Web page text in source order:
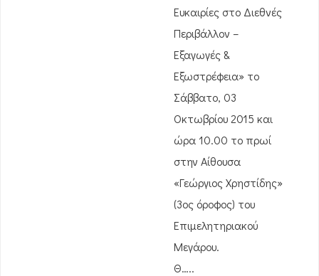
Ευκαιρίες στο Διεθνές
Περιβάλλον –
Εξαγωγές &
Εξωστρέφεια» το
Σάββατο, 03
Οκτωβρίου 2015 και
ώρα 10.00 το πρωί
στην Αίθουσα
«Γεώργιος Χρηστίδης»
(3ος όροφος) του
Επιμελητηριακού
Μεγάρου.
Θ…..